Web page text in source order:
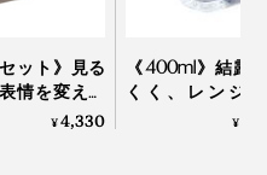
ット》見る
情を変える
ダブルウォー
¥4,330
《400ml》結露
くく、レンジ
OK、見る角度で
¥